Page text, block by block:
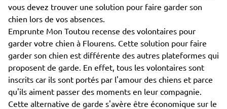
vous devez trouver une solution pour faire garder son
chien lors de vos absences.
Emprunte Mon Toutou recense des volontaires pour
garder votre chien à Flourens. Cette solution pour faire
garder son chien est différente des autres plateformes qui
proposent de garde. En effet, tous les volontaires sont
inscrits car ils sont portés par l'amour des chiens et parce
qu'ils aiment passer des moments en leur compagnie.
Cette alternative de garde s'avère être économique sur le